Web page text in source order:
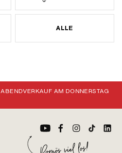
ALLE
ABENDVERKAUF AM DONNERSTAG